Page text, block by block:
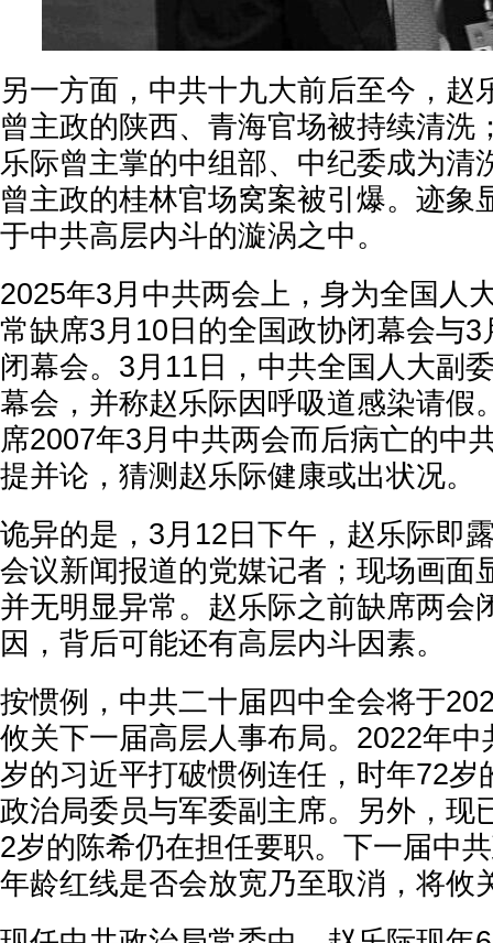
另一方面，中共十九大前后至今，赵
曾主政的陕西、青海官场被持续清洗
乐际曾主掌的中组部、中纪委成为清
曾主政的桂林官场窝案被引爆。迹象
于中共高层内斗的漩涡之中。
2025年3月中共两会上，身为全国人
常缺席3月10日的全国政协闭幕会与
闭幕会。3月11日，中共全国人大副
幕会，并称赵乐际因呼吸道感染请假
席2007年3月中共两会而后病亡的中
提并论，猜测赵乐际健康或出状况。
诡异的是，3月12日下午，赵乐际即
会议新闻报道的党媒记者；现场画面
并无明显异常。赵乐际之前缺席两会
因，背后可能还有高层内斗因素。
按惯例，中共二十届四中全会将于
攸关下一届高层人事布局。2022年
岁的习近平打破惯例连任，时年72岁
政治局委员与军委副主席。另外，现
2岁的陈希仍在担任要职。下一届中
年龄红线是否会放宽乃至取消，将攸